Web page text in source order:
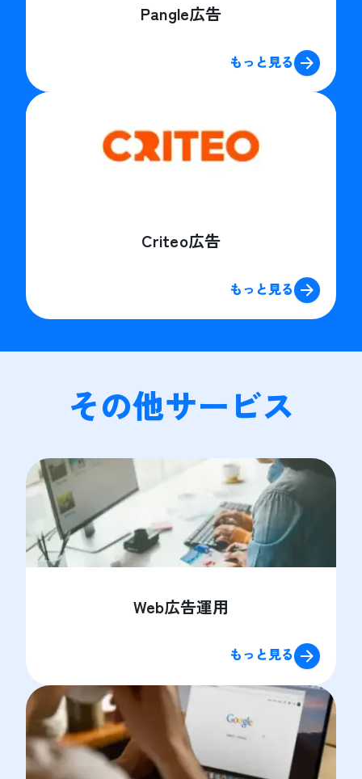
Pangle広告
もっと見る
Criteo広告
もっと見る
その他サービス
Web広告運用
もっと見る